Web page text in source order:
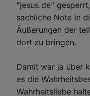
"jesus.de"
sachliche Note in
Äußerungen der
dort zu bringen.
Damit war ja über
es die
Wahrheitsliebe